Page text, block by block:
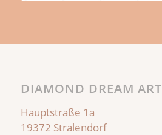
DIAMOND DREAM ART
Hauptstraße 1a
19372 Stralendorf